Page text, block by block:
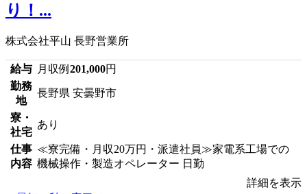
り！...
株式会社平山 長野営業所
給与 月収例 201,000円
勤務
地
長野県 安曇野市
寮・
社宅
あり
仕事
内容
≪寮完備・月収20万円・派遣社員≫家電系工場での
機械操作・製造オペレーター 日勤
詳細を表示